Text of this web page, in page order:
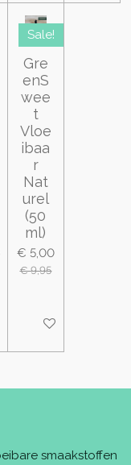
Sale!
Gre
enS
wee
t
Vloe
ibaa
r
Nat
urel
(50
ml)
€ 5,00
€ 9,95
In winkelwagen
smaakstoffen